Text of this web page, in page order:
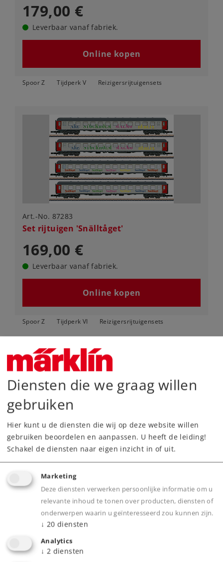
179,00 €
Leverbaar vanaf fabriek.
Online kopen
Spoor Z Tijdperk V Reizigersrijtuigensets
Art.-No. 87283
Set rijtuigen 'Snälltåget'
169,00 €
Leverbaar vanaf fabriek.
Online kopen
Spoor Z Tijdperk VI Reizigersrijtuigensets
Art.-No. 87306
Set Dubbeldeksrijtuigen 1e klas 'Touristik'
119,00 €
Leverbaar vanaf fabriek.
Diensten die we graag willen
gebruiken
Hier kunt u de diensten die wij op deze website willen
gebruiken beoordelen en aanpassen. U heeft de leiding!
Schakel de diensten naar eigen inzicht in of uit.
Marketing
Deze diensten verwerken persoonlijke informatie om u
relevante inhoud te tonen over producten, diensten of
onderwerpen waarin u geïnteresseerd zou kunnen zijn.
↓ 20 diensten
Analytics
↓ 2 diensten